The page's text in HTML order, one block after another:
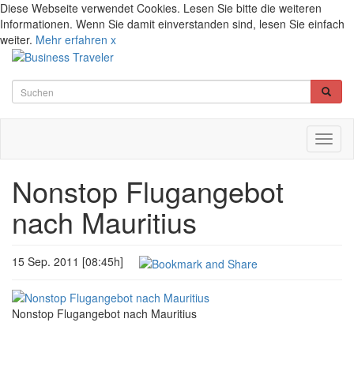
Diese Webseite verwendet Cookies. Lesen Sie bitte die weiteren
Informationen. Wenn Sie damit einverstanden sind, lesen Sie einfach
weiter. Mehr erfahren x
Nonstop Flugangebot
nach Mauritius
15 Sep. 2011 [08:45h]
Nonstop Flugangebot nach Mauritius